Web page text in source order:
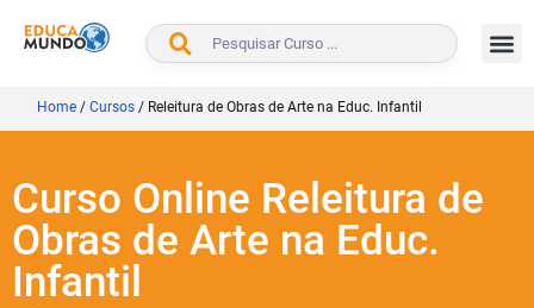
BUSCAR
Home / Cursos / Releitura de Obras de Arte na Educ. Infantil
Curso Online Releitura de
Obras de Arte na Educ.
Infantil